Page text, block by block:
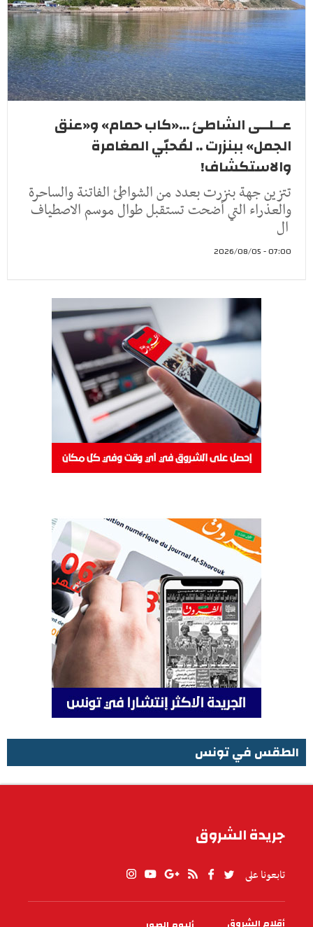
عــلــى الشاطئ ...«كاب حمام» و«عنق
الجمل» ببنزرت .. لمُحبّي المغامرة
والاستكشاف!
تتزين جهة بنزرت بعدد من الشواطئ الفاتنة والساحرة
والعذراء التي أضحت تستقبل طوال موسم الاصطياف
ال
07:00 - 2026/08/05
الطقس في تونس
جريدة الشروق
تابعونا على
أقلام الشروق